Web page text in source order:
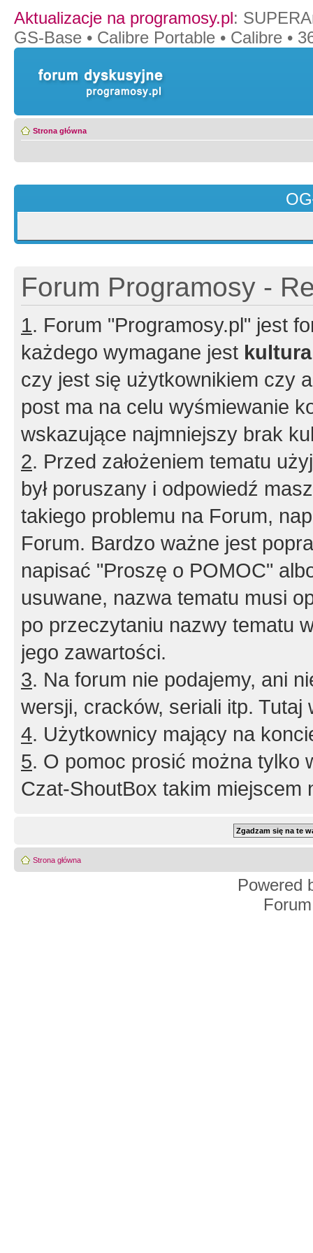
Aktualizacje na programosy.pl:
GS-Base • Calibre Portable • Calibre •
Strona główna
Forum Programosy -
1. Forum "Programosy.pl" jest
każdego wymagane jest
czy jest się użytkownikiem czy
post ma na celu wyśmiewanie
wskazujące najmniejszy brak
2. Przed założeniem tematu
był poruszany i odpowiedź
takiego problemu na Forum,
Forum. Bardzo ważne jest
napisać "Proszę o POMOC"
usuwane, nazwa tematu musi
po przeczytaniu nazwy tematu
jego zawartości.
3. Na forum nie podajemy, ani
wersji, cracków, seriali itp. Tutaj
4. Użytkownicy mający na
5. O pomoc prosić można tylko
Czat-ShoutBox takim miejscem
Strona główna
Powered